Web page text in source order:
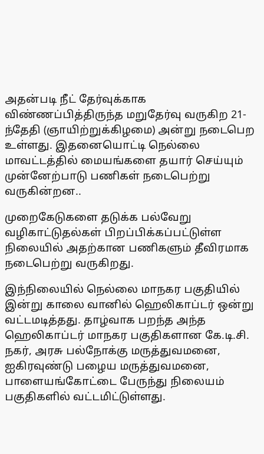
அதன்படி நீட் தேர்வுக்காக
விண்ணப்பித்திருந்த மறுதேர்வு வருகிற 21-
ந்தேதி (ஞாயிற்றுக்கிழமை) அன்று நடைபெற
உள்ளது. இதனையொட்டி நெல்லை
மாவட்டத்தில் மையங்களை தயார் செய்யும்
முன்னேற்பாடு பணிகள் நடைபெற்று
வருகின்றன..
முறைகேடுகளை தடுக்க பல்வேறு
வழிகாட்டுதல்கள் பிறப்பிக்கப்பட்டுள்ள
நிலையில் அதற்கான பணிகளும் தீவிரமாக
நடைபெற்று வருகிறது.
இந்நிலையில் நெல்லை மாநகர பகுதியில்
இன்று காலை வானில் ஹெலிகாப்டர் ஒன்று
வட்டமடித்தது. தாழ்வாக பறந்த அந்த
ஹெலிகாப்டர் மாநகர பகுதிகளான கே.டி.சி.
நகர், அரசு பல்நோக்கு மருத்துவமனை,
ஐகிரவுண்டு பழைய மருத்துவமனை,
பாளையங்கோட்டை பேருந்து நிலையம்
பகுதிகளில் வட்டமிட்டுள்ளது.